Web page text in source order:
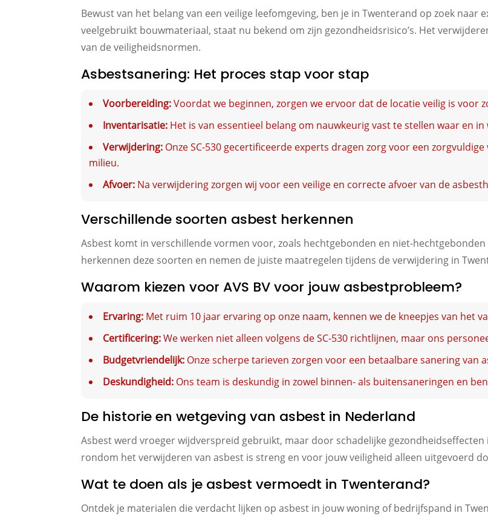
Bewust van het belang van een veilige leefomgeving, ben je in Twenterand op zoek naar
veelgebruikt bouwmateriaal, staat nu bekend om zijn gezondheidsrisico’s. Het
van de veiligheidsnormen.
Asbestsanering: Het proces stap voor stap
Voorbereiding:Voordat we beginnen, zorgen we ervoor dat de locatie veilig is voor
Inventarisatie: Het is van essentieel belang om nauwkeurig vast te stellen waar en in
Verwijdering: Onze SC-530 gecertificeerde experts dragen zorg voor een
milieu.
Afvoer: Na verwijdering zorgen wij voor een veilige en correcte afvoer van de
Verschillende soorten asbest herkennen
Asbest komt in verschillende vormen voor, zoals hechtgebonden en niet-
herkennen deze soorten en nemen de juiste maatregelen tijdens de verwijdering in
Waarom kiezen voor AVS BV voor jouw asbestprobleem?
Ervaring: Met ruim 10 jaar ervaring op onze naam, kennen we de kneepjes van het
Certificering:We werken niet alleen volgens de SC-530 richtlijnen, maar ons
Budgetvriendelijk: Onze scherpe tarieven zorgen voor een betaalbare sanering van
Deskundigheid: Ons team is deskundig in zowel binnen- als buitensaneringen en
De historie en wetgeving van asbest in Nederland
Asbest werd vroeger wijdverspreid gebruikt, maar door schadelijke
rondom het verwijderen van asbest is streng en voor jouw veiligheid alleen uitgevoerd
Wat te doen als je asbest vermoedt in Twenterand?
Ontdek je materialen die verdacht lijken op asbest in jouw woning of bedrijfspand in